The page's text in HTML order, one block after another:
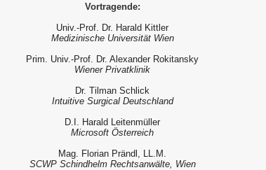
Vortragende:
Univ.-Prof. Dr. Harald Kittler
Medizinische Universität Wien
Prim. Univ.-Prof. Dr. Alexander Rokitansky
Wiener Privatklinik
Dr. Tilman Schlick
Intuitive Surgical Deutschland
D.I. Harald Leitenmüller
Microsoft Österreich
Mag. Florian Prändl, LL.M.
SCWP Schindhelm Rechtsanwälte, Wien